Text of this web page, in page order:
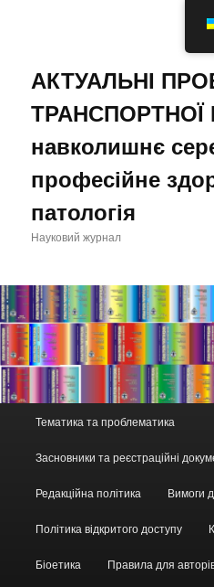
АКТУАЛЬНІ
навколишнє
професійне
патологія
Науковий журнал
Тематика та проблематика
Засновники та реєстраційні
Редакційна політика Вимоги
Політика відкритого доступу
Біоетика Правила для